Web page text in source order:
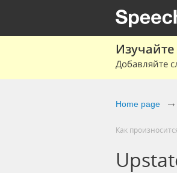
Добавляйте
Home page
Как